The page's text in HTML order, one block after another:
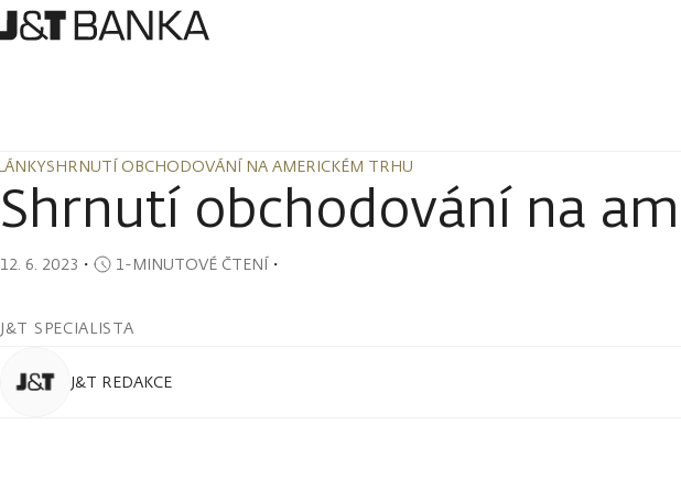
SHRNUTÍ OBCHODOVÁNÍ NA AMERICKÉM TRHU
SHRNUTÍ OBCHODOVÁNÍ NA AMERICKÉM TRHU
Shrnutí obchodování na
12. 6. 2023 ・ 1-MINUTOVÉ ČTENÍ・
J&T SPECIALISTA
J&T REDAKCE